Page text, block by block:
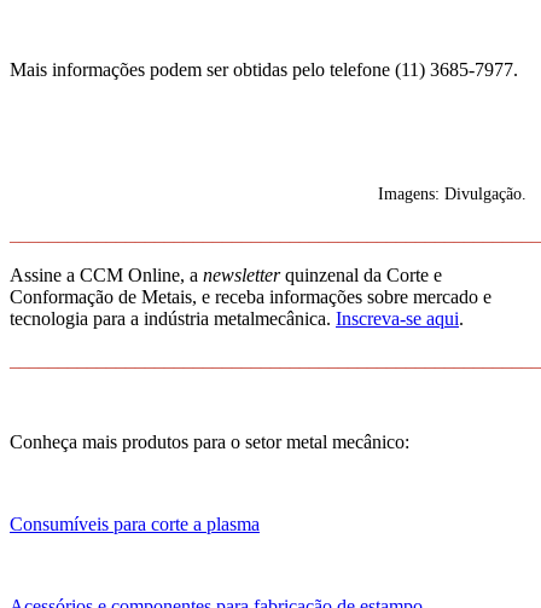
Mais informações podem ser obtidas pelo telefone (11) 3685-7977.
Imagens: Divulgação.
Assine a CCM Online, a newsletterquinzenal da Corte e
Conformação de Metais, e receba informações sobre mercado e
tecnologia para a indústria metalmecânica. Inscreva-se aqui.
Conheça mais produtos para o setor metal mecânico:
Consumíveis para corte a plasma